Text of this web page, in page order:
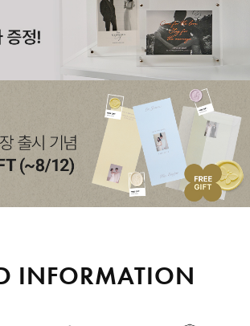
INFORMATION